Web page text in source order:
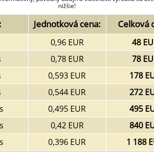
nižšie!
Jednotková cena: Celková
0,96 EUR
48
0,78 EUR
78
0,593 EUR
178
0,544 EUR
272
0,495 EUR
495
0,42 EUR
840
0,396 EUR
1 188